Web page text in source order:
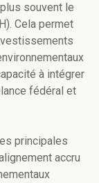
souvent le
Cela permet
à intégrer
fédéral et
principales
accru